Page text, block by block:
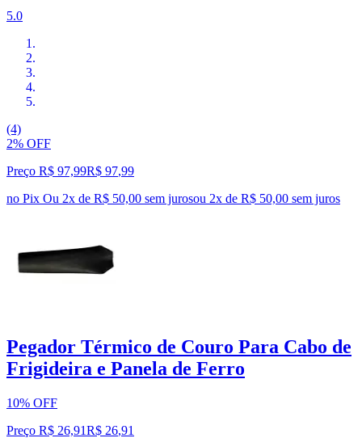
5.0
(4)
2% OFF
Preço R$ 97,99R$ 97,99
no Pix Ou 2x de R$ 50,00 sem jurosou 2x de R$ 50,00 sem juros
Pegador Térmico de Couro Para Cabo de
Frigideira e Panela de Ferro
10% OFF
Preço R$ 26,91R$ 26,91